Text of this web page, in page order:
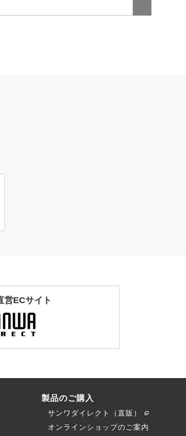
営ECサイト
製品のご購入
サンワダイレクト（直販）
オンラインショップのご案内